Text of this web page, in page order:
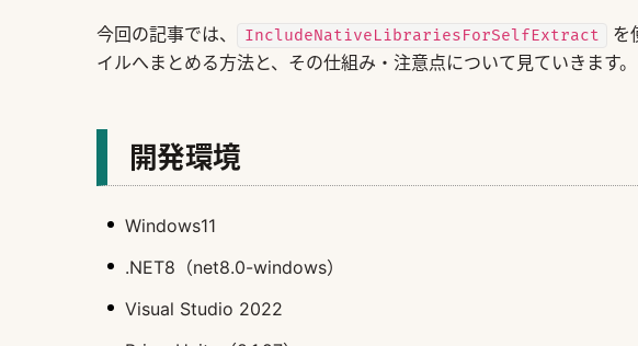
今回の記事では、 IncludeNativeLibrariesForSelfExtract
を
イルへまとめる方法と、その仕組み・注意点について見ていきます。
開発環境
Windows11
.NET8（net8.0-windows）
Visual Studio 2022